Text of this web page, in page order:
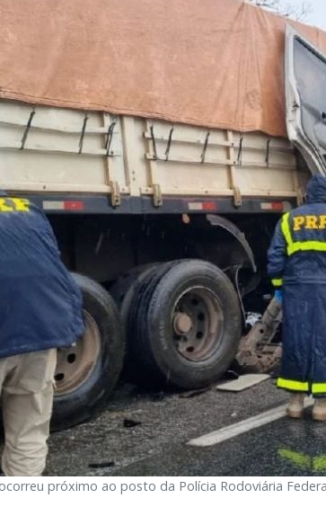
próximo ao posto da Polícia Rodoviária